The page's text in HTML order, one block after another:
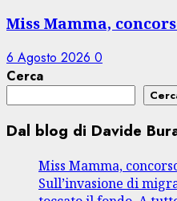
Miss Mamma,
6 Agosto 2026 0
Cerca
Dal blog di Davide
Miss Mamma,
Sull’invasione di